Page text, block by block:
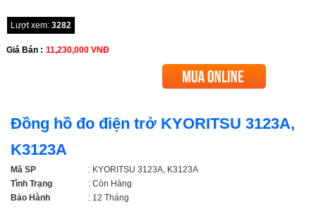
Lượt xem: 3282
Giá Bán : 11,230,000 VNĐ
Đồng hồ đo điện trở KYORITSU 3123A,
K3123A
Mã SP
: KYORITSU 3123A, K3123A
Tình Trạng
: Còn Hàng
Bảo Hành
: 12 Tháng